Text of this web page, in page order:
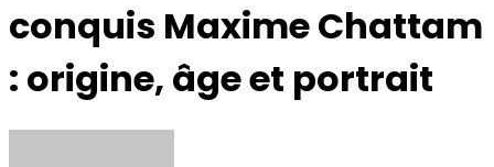
conquis Maxime Chattam
: origine, âge et portrait